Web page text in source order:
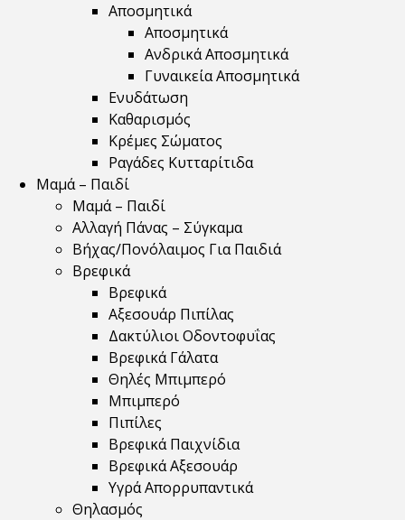
Αποσμητικά
Αποσμητικά
Ανδρικά Αποσμητικά
Γυναικεία Αποσμητικά
Ενυδάτωση
Καθαρισμός
Κρέμες Σώματος
Ραγάδες Κυτταρίτιδα
Μαμά – Παιδί
Μαμά – Παιδί
Αλλαγή Πάνας – Σύγκαμα
Βήχας/Πονόλαιμος Για Παιδιά
Βρεφικά
Βρεφικά
Αξεσουάρ Πιπίλας
Δακτύλιοι Οδοντοφυΐας
Βρεφικά Γάλατα
Θηλές Μπιμπερό
Μπιμπερό
Πιπίλες
Βρεφικά Παιχνίδια
Βρεφικά Αξεσουάρ
Υγρά Απορρυπαντικά
Θηλασμός